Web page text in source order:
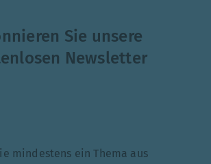
Sie unsere
Newsletter
Sie mindestens ein Thema aus